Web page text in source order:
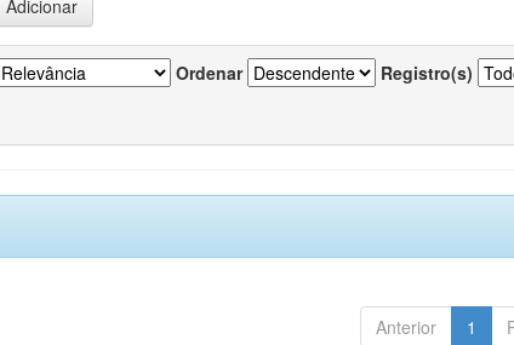
Ordenar Registro(s)
Anterior 1